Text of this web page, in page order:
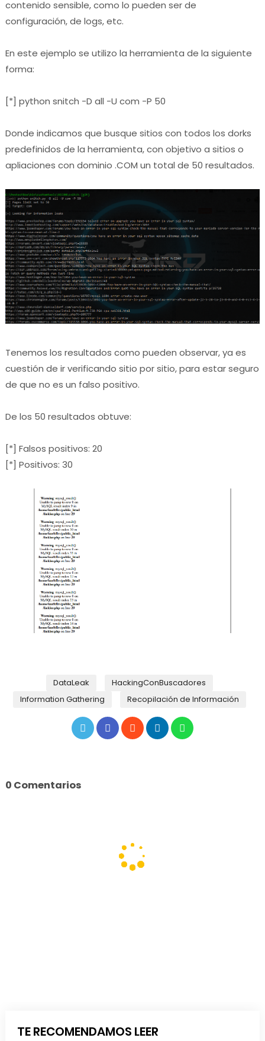
contenido sensible, como lo pueden ser de
configuración, de logs, etc.
En este ejemplo se utilizo la herramienta de la siguiente
forma:
[*] python snitch -D all -U com -P 50
Donde indicamos que busque sitios con todos los dorks
predefinidos de la herramienta, con objetivo a sitios o
apliaciones con dominio .COM un total de 50 resultados.
Tenemos los resultados como pueden observar, ya es
cuestión de ir verificando sitio por sitio, para estar seguro
de que no es un falso positivo.
De los 50 resultados obtuve:
[*] Falsos positivos: 20
[*] Positivos: 30
DataLeak
HackingConBuscadores
Information Gathering
Recopilación de Información
0 Comentarios
TE RECOMENDAMOS LEER